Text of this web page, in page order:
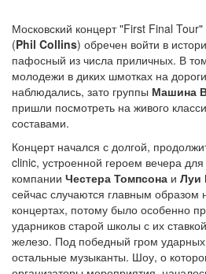
Московский концерт "First Final
(Phil Collins) обречен войти в
пафосный из числа приличных. В
молодежи в диких шмотках на
наблюдались, зато группы Машина
пришли посмотреть на живого
составами.
Концерт начался с долгой,
clinic, устроенной героем вечера для
компании Честера Томпсона и Луи
сейчас случаются главным образом
концертах, потому было особенно
ударников старой школы с их
железо. Под победный гром
остальные музыканты. Шоу, о